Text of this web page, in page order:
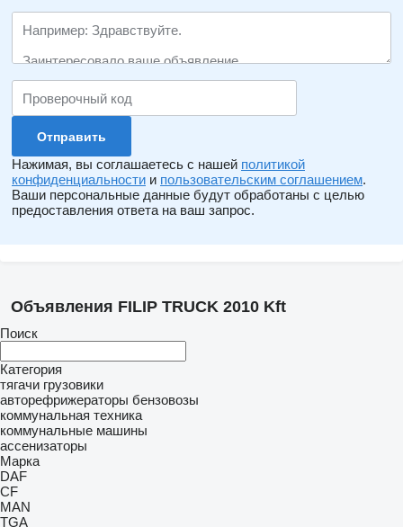
Нажимая, вы соглашаетесь с нашей политикой
конфиденциальности и пользовательским соглашением.
Ваши персональные данные будут обработаны с целью
предоставления ответа на ваш запрос.
Объявления FILIP TRUCK 2010 Kft
Поиск
Категория
тягачи грузовики
авторефрижераторы бензовозы
коммунальная техника
коммунальные машины
ассенизаторы
Марка
DAF
CF
MAN
TGA